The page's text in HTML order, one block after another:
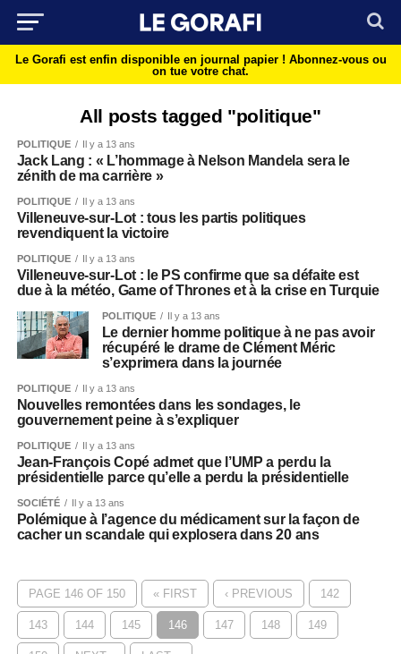
Le Gorafi est enfin disponible en journal papier ! Abonnez-vous ou
on tue votre chat.
All posts tagged "politique"
POLITIQUE Il y a 13 ans
Jack Lang : « L’hommage à Nelson Mandela sera le
zénith de ma carrière »
POLITIQUE Il y a 13 ans
Villeneuve-sur-Lot : tous les partis politiques
revendiquent la victoire
POLITIQUE Il y a 13 ans
Villeneuve-sur-Lot : le PS confirme que sa défaite est
due à la météo, Game of Thrones et à la crise en Turquie
POLITIQUE Il y a 13 ans
Le dernier homme politique à ne pas avoir
récupéré le drame de Clément Méric
s’exprimera dans la journée
POLITIQUE Il y a 13 ans
Nouvelles remontées dans les sondages, le
gouvernement peine à s’expliquer
POLITIQUE Il y a 13 ans
Jean-François Copé admet que l’UMP a perdu la
présidentielle parce qu’elle a perdu la présidentielle
SOCIÉTÉ Il y a 13 ans
Polémique à l’agence du médicament sur la façon de
cacher un scandale qui explosera dans 20 ans
PAGE 146 OF 150 « FIRST ‹ PREVIOUS 142
143 144 145 146 147 148 149